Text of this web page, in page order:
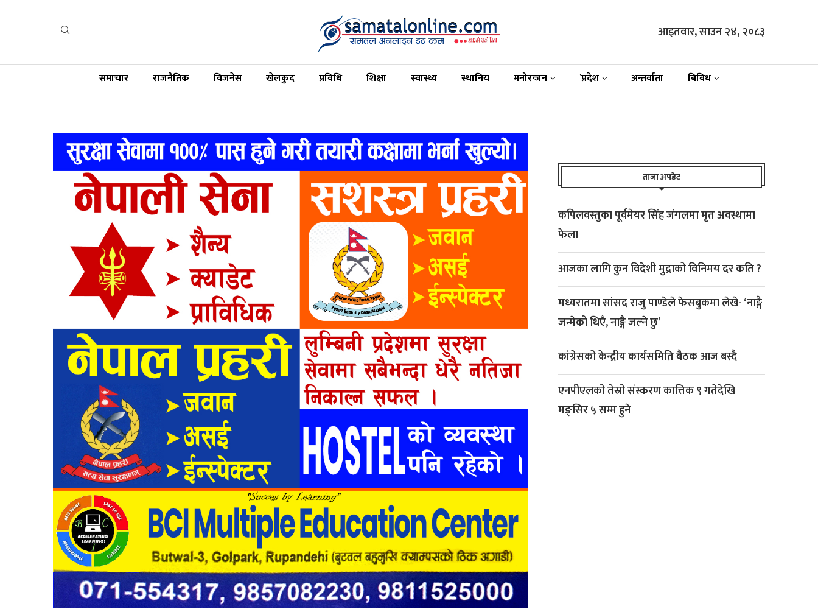
आइतवार, साउन २४, २०८३
समाचार राजनैतिक विजनेस खेलकुद प्रविधि शिक्षा स्वास्थ्य स्थानिय मनोरन्जन `प्रदेश अन्तर्वाता बिबिध
ताजा अपडेट
कपिलवस्तुका पूर्वमेयर सिंह जंगलमा मृत अवस्थामा
फेला
आजका लागि कुन विदेशी मुद्राको विनिमय दर कति ?
मध्यरातमा सांसद राजु पाण्डेले फेसबुकमा लेखे- ‘नाङ्गै
जन्मेको थिएँ, नाङ्गै जल्ने छु’
कांग्रेसको केन्द्रीय कार्यसमिति बैठक आज बस्दै
एनपीएलको तेस्रो संस्करण कात्तिक ९ गतेदेखि
मङ्सिर ५ सम्म हुने